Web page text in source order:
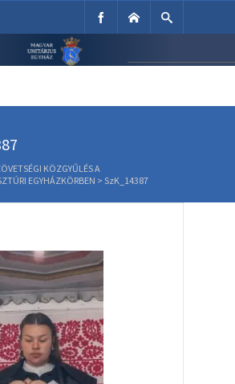
Egyház
KÖZGYŰLÉS A
EGYHÁZKÖRBEN > SzK_14387